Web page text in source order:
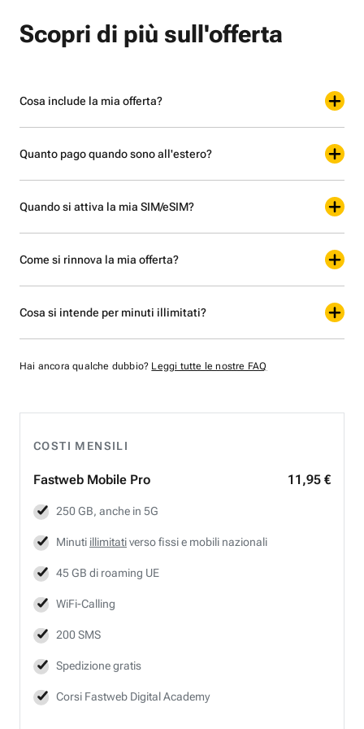
COSTI MENSILI
Fastweb Mobile Pro 11,95 €
250 GB, anche in 5G
Minuti illimitativerso fissi e mobili nazionali
45 GB di roaming UE
WiFi-Calling
200 SMS
Spedizione gratis
Corsi Fastweb Digital Academy
Scopri di più sull'offerta
Cosa include la mia offerta?
Quanto pago quando sono all'estero?
Quando si attiva la mia SIM/eSIM?
Come si rinnova la mia offerta?
Cosa si intende per minuti illimitati?
Hai ancora qualche dubbio? Leggi tutte le nostre FAQ